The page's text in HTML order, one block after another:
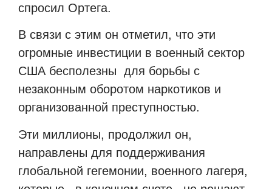
спросил Ортега.
В связи с этим он отметил, что эти
огромные инвестиции в военный сектор
США бесполезны для борьбы с
незаконным оборотом наркотиков и
организованной преступностью.
Эти миллионы, продолжил он,
направлены для поддерживания
глобальной гегемонии, военного лагеря,